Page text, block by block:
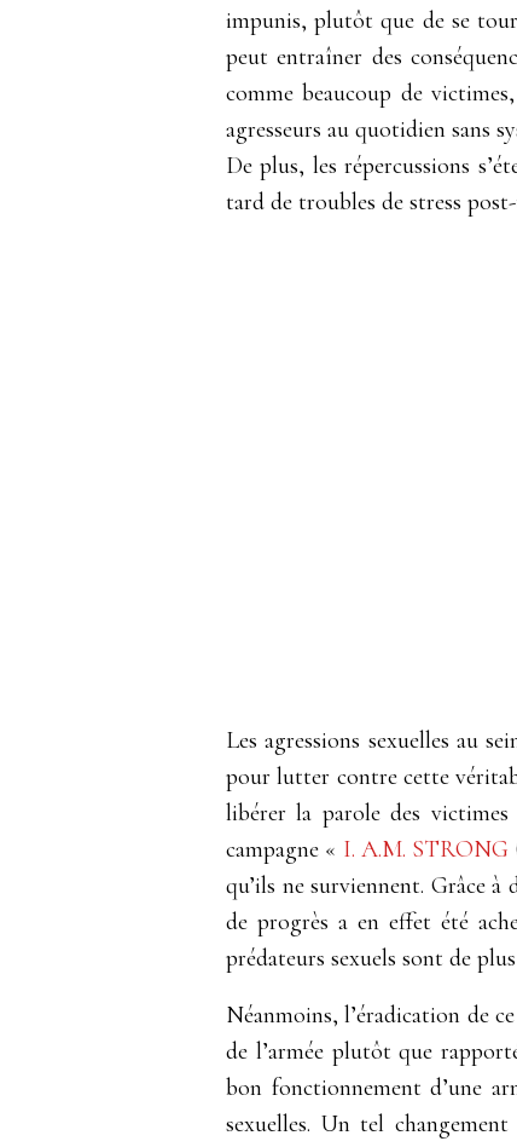
impunis, plutôt que de se
peut entraîner des
comme beaucoup de
agresseurs au quotidien sans
De plus, les répercussions
tard de troubles de stress
Les agressions sexuelles au
pour lutter contre cette
libérer la parole des
campagne « I. A.M. STRONG
qu’ils ne surviennent. Grâce
de progrès a en effet été
prédateurs sexuels sont de
Néanmoins, l’éradication de
de l’armée plutôt que
bon fonctionnement d’une
sexuelles. Un tel